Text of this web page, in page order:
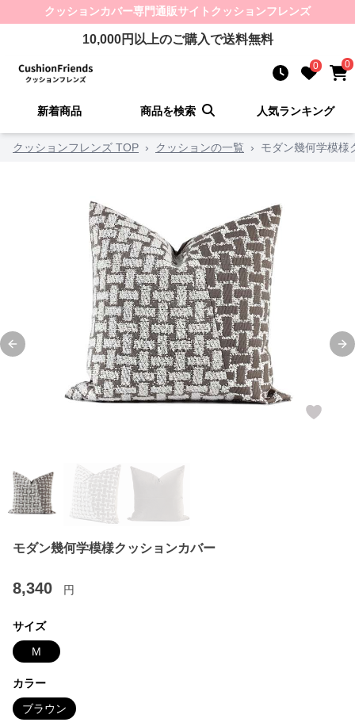
クッションカバー専門通販サイト クッションフレンズ
10,000円以上のご購入で送料無料
0 0
新着商品 商品を検索 人気ランキング
クッションフレンズ TOP › クッションの一覧 › モダン幾何学模様
Previous slide
モダン幾何学模様クッションカバー
8,340 円
サイズ
M
カラー
ブラウン